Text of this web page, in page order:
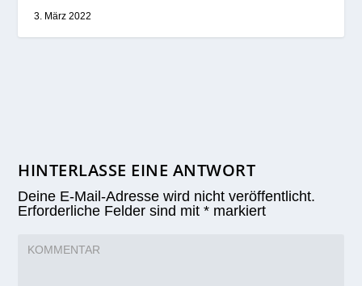
3. März 2022
HINTERLASSE EINE ANTWORT
Deine E-Mail-Adresse wird nicht veröffentlicht.
Erforderliche Felder sind mit* markiert